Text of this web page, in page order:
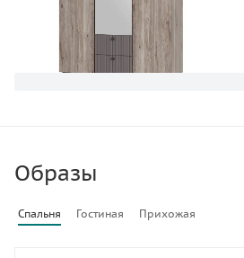
Образы
Спальня Гостиная Прихожая